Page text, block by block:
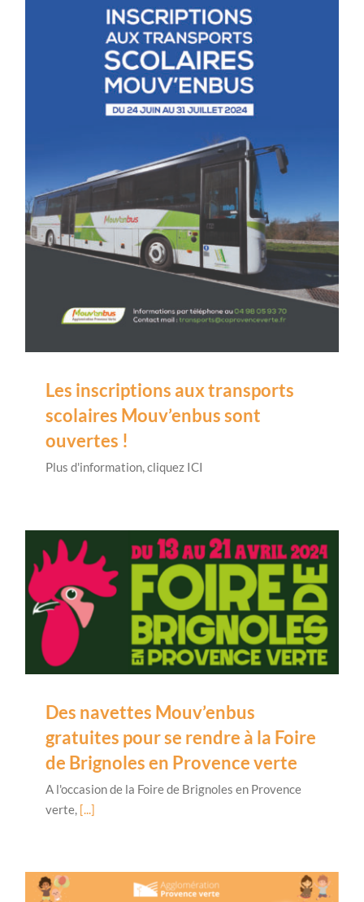
Les inscriptions aux transports
scolaires Mouv’enbus sont
ouvertes !
Plus d'information, cliquez ICI
Des navettes Mouv’enbus
gratuites pour se rendre à la Foire
de Brignoles en Provence verte
A l'occasion de la Foire de Brignoles en Provence
verte, [...]